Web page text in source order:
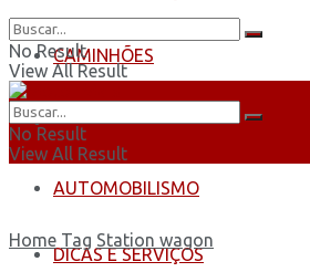
CAMINHÕES
ÔNIBUS
AUTOMOBILISMO
DICAS E SERVIÇOS
No Result
View All Result
No Result
View All Result
Home Tag Station wagon